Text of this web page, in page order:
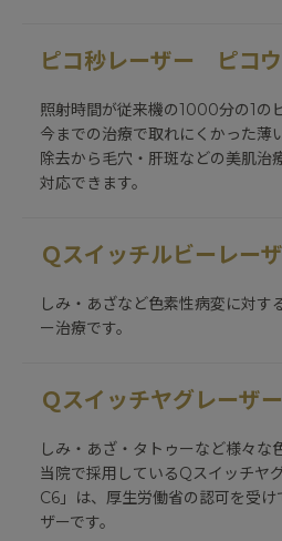
ピコ秒レーザー ピコ
照射時間が従来機の1000分の1の
今までの治療で取れにくかった薄
除去から毛穴・肝斑などの美肌治
対応できます。
Ｑスイッチルビーレー
しみ・あざなど色素性病変に対す
ー治療です。
Ｑスイッチヤグレーザー
しみ・あざ・タトゥーなど様々な
当院で採用しているQスイッチヤ
C6」は、厚生労働省の認可を受
ザーです。